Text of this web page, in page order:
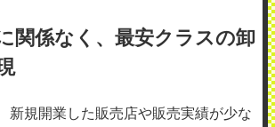
関係なく、最安クラスの卸
新規開業した販売店や販売実績が少な